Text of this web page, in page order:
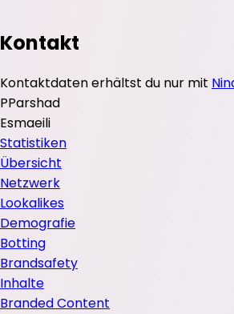
Kontakt
Kontaktdaten erhältst du nur mit
PParshad
Esmaeili
Statistiken
Übersicht
Netzwerk
Lookalikes
Demografie
Botting
Brandsafety
Inhalte
Branded Content